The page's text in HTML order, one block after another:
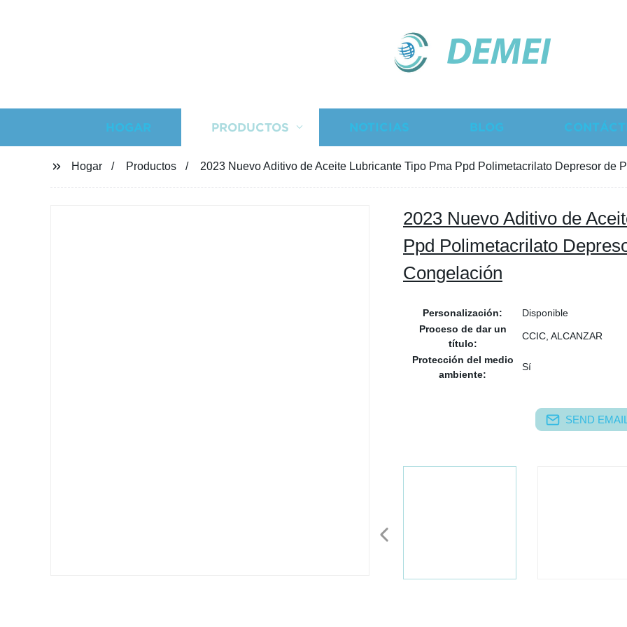
DEMEI
HOGAR PRODUCTOS NOTICIAS BLOG
Hogar Productos 2023 Nuevo Aditivo de Aceite Lubricante Tipo Pma Ppd Polimetacrilato Depresor de
2023 Nuevo Aditivo de
Ppd Polimetacrilato
Congelación
Personalización:
Disponible
Proceso de dar un
título:
CCIC, ALCANZAR
Protección del medio
ambiente:
Sí
SEND